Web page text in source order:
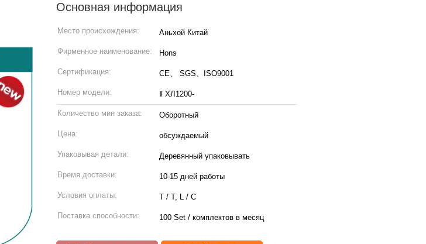
Основная информация
Место происхождения: Аньхой Китай
Фирменное наименование: Hons
Сертификация: CE、 SGS、ISO9001
Номер модели: Ⅱ ХЛ1200-
Количество мин заказа: Оборотный
Цена: обсуждаемый
Упаковывая детали: Деревянный упаковывать
Время доставки: 10-15 дней работы
Условия оплаты: T / T, L / C
Поставка способности: 100 Set / комплектов в месяц